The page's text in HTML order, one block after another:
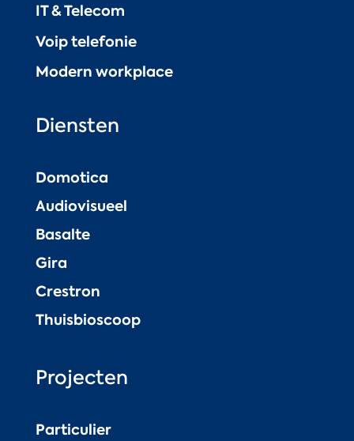
IT & Telecom
Voip telefonie
Modern workplace
Diensten
Domotica
Audiovisueel
Basalte
Gira
Crestron
Thuisbioscoop
Projecten
Particulier